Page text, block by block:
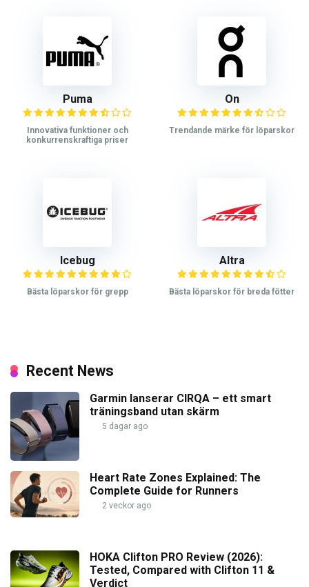
Puma
Innovativa funktioner och
konkurrenskraftiga priser
On
Trendande märke för löparskor
Icebug
Bästa löparskor för grepp
Altra
Bästa löparskor för breda fötter
Recent News
Garmin lanserar CIRQA – ett smart
träningsband utan skärm
5 dagar ago
Heart Rate Zones Explained: The
Complete Guide for Runners
2 veckor ago
HOKA Clifton PRO Review (2026):
Tested, Compared with Clifton 11 &
Verdict